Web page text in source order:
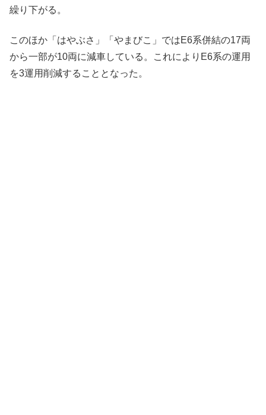
繰り下がる。
このほか「はやぶさ」「やまびこ」ではE6系併結の17両
から一部が10両に減車している。これによりE6系の運用
を3運用削減することとなった。